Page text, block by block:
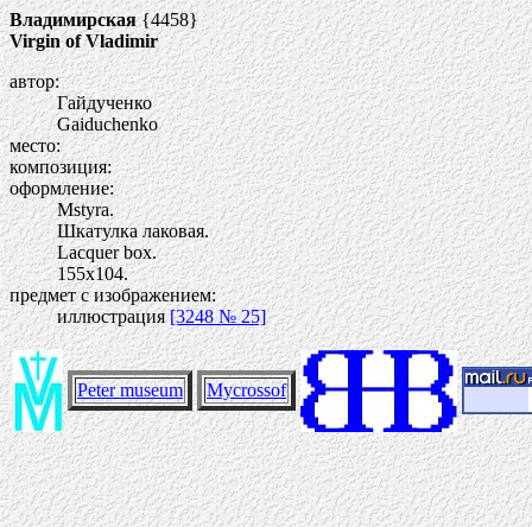
Владимирская{4458}
Virgin of Vladimir
автор:
Гайдученко
Gaiduchenko
место:
композиция:
оформление:
Mstyra.
Шкатулка лаковая.
Lacquer box.
155х104.
предмет с изображением:
иллюстрация[3248 № 25]
Peter museum Mycrossof